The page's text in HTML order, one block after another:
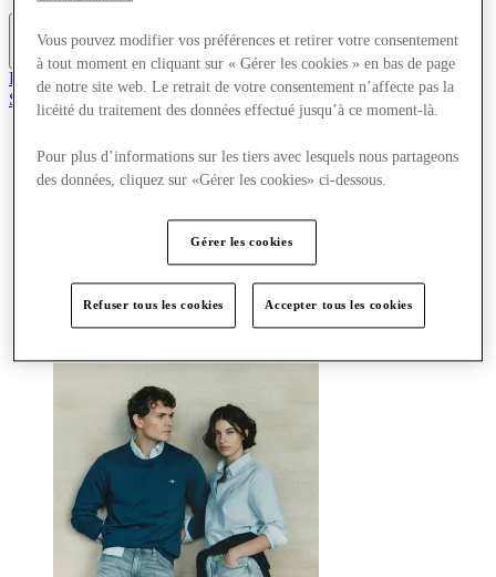
Plus
Rejoignez le club
Sauvé
fr
Magasins
Offres
Plus
Vous pouvez modifier vos préférences et retirer votre consentement
à tout moment en cliquant sur « Gérer les cookies » en bas de page
de notre site web. Le retrait de votre consentement n’affecte pas la
licéité du traitement des données effectué jusqu’à ce moment-là.
Pour plus d’informations sur les tiers avec lesquels nous partageons
des données, cliquez sur «Gérer les cookies» ci-dessous.
Gérer les cookies
Refuser tous les cookies Accepter tous les cookies